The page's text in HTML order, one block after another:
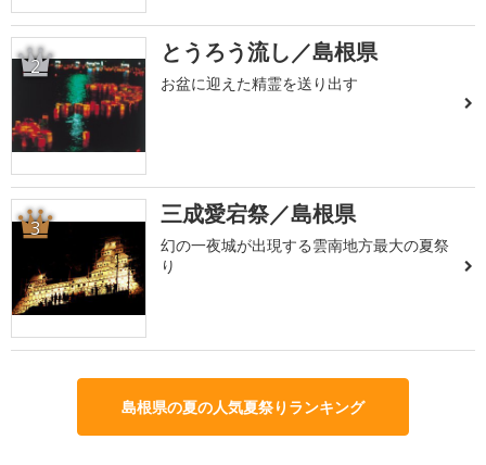
2 とうろう流し／島根県
お盆に迎えた精霊を送り出す
3 三成愛宕祭／島根県
幻の一夜城が出現する雲南地方最大の夏祭
り
島根県の夏の人気夏祭りランキング